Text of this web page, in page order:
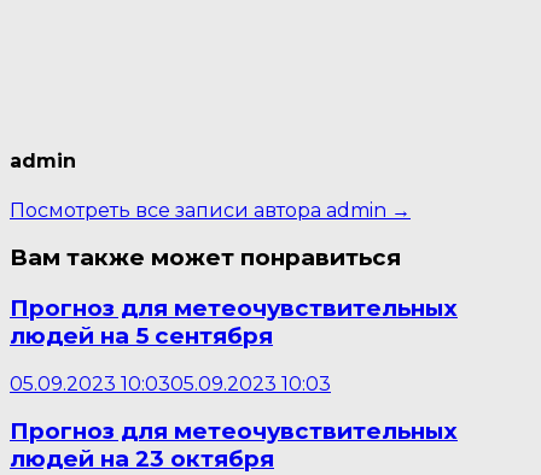
admin
Посмотреть все записи автора admin →
Вам также может понравиться
Прогноз для метеочувствительных
людей на 5 сентября
05.09.2023 10:0305.09.2023 10:03
Прогноз для метеочувствительных
людей на 23 октября